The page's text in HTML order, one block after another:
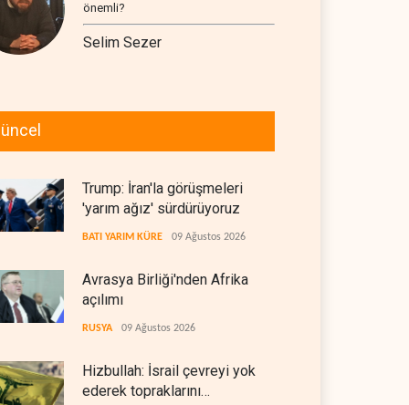
önemli?
Selim Sezer
Trump: İran'la görüşmeleri
'yarım ağız' sürdürüyoruz
BATI YARIM KÜRE 09 Ağustos 2026
Avrasya Birliği'nden Afrika
açılımı
RUSYA 09 Ağustos 2026
Hizbullah: İsrail çevreyi yok
ederek topraklarını